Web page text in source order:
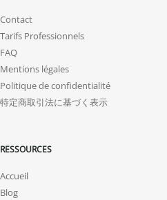
Contact
Tarifs Professionnels
FAQ
Mentions légales
Politique de confidentialité
特定商取引法に基づく表示
RESSOURCES
Accueil
Blog